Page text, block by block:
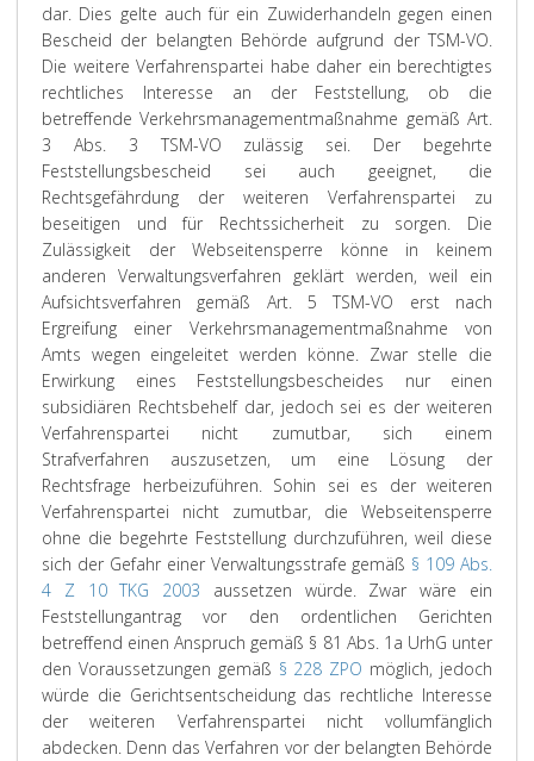
dar. Dies gelte auch für ein Zuwiderhandeln gegen einen
Bescheid der belangten Behörde aufgrund der TSM-VO.
Die weitere Verfahrenspartei habe daher ein berechtigtes
rechtliches Interesse an der Feststellung, ob die
betreffende Verkehrsmanagementmaßnahme gemäß Art.
3 Abs. 3 TSM-VO zulässig sei. Der begehrte
Feststellungsbescheid sei auch geeignet, die
Rechtsgefährdung der weiteren Verfahrenspartei zu
beseitigen und für Rechtssicherheit zu sorgen. Die
Zulässigkeit der Webseitensperre könne in keinem
anderen Verwaltungsverfahren geklärt werden, weil ein
Aufsichtsverfahren gemäß Art. 5 TSM-VO erst nach
Ergreifung einer Verkehrsmanagementmaßnahme von
Amts wegen eingeleitet werden könne. Zwar stelle die
Erwirkung eines Feststellungsbescheides nur einen
subsidiären Rechtsbehelf dar, jedoch sei es der weiteren
Verfahrenspartei nicht zumutbar, sich einem
Strafverfahren auszusetzen, um eine Lösung der
Rechtsfrage herbeizuführen. Sohin sei es der weiteren
Verfahrenspartei nicht zumutbar, die Webseitensperre
ohne die begehrte Feststellung durchzuführen, weil diese
sich der Gefahr einer Verwaltungsstrafe gemäß § 109 Abs.
4 Z 10 TKG 2003 aussetzen würde. Zwar wäre ein
Feststellungantrag vor den ordentlichen Gerichten
betreffend einen Anspruch gemäß § 81 Abs. 1a UrhG unter
den Voraussetzungen gemäß § 228 ZPO möglich, jedoch
würde die Gerichtsentscheidung das rechtliche Interesse
der weiteren Verfahrenspartei nicht vollumfänglich
abdecken. Denn das Verfahren vor der belangten Behörde